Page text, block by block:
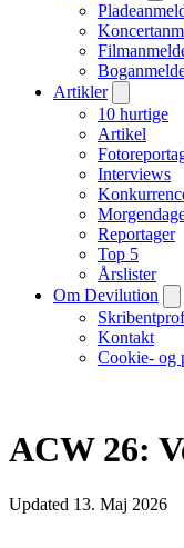
Artikler
10 hurtige
Artikel
Interviews
Reportager
Top 5
Årslister
Om Devilution
Kontakt
Cookie- og
ACW 26:
Updated 13. Maj 2026